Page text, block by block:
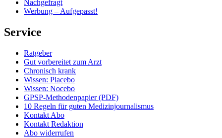
Nachgefragt
Werbung – Aufgepasst!
Service
Ratgeber
Gut vorbereitet zum Arzt
Chronisch krank
Wissen: Placebo
Wissen: Nocebo
GPSP-Methodenpapier (PDF)
10 Regeln für guten Medizinjournalismus
Kontakt Abo
Kontakt Redaktion
Abo widerrufen